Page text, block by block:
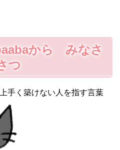
から みなさ
つ
手く築けない人を指す言葉